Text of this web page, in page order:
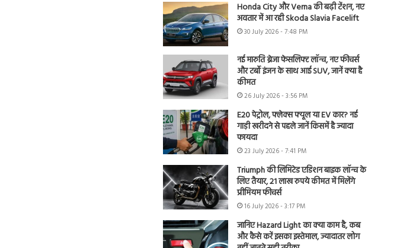
Honda City और Verna की बढ़ी टेंशन, नए
अवतार में आ रही Skoda Slavia Facelift
30 July 2026 - 7:48 PM
नई मारुति ब्रेजा फेसलिफ्ट लॉन्च, नए फीचर्स
और टर्बो इंजन के साथ आई SUV, जानें क्या है
कीमत
26 July 2026 - 3:56 PM
E20 पेट्रोल, फ्लेक्स फ्यूल या EV कार? नई
गाड़ी खरीदने से पहले जानें किसमें है ज्यादा
फायदा
23 July 2026 - 7:41 PM
Triumph की लिमिटेड एडिशन बाइक लॉन्च के
लिए तैयार, 21 लाख रुपये कीमत में मिलेंगे
प्रीमियम फीचर्स
16 July 2026 - 3:17 PM
जानिए Hazard Light का क्या काम है, कब
और कैसे करें इसका इस्तेमाल, ज्यादातर लोग